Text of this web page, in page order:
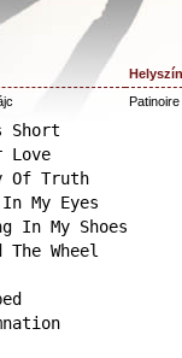
Helyszín
Short
Love
Of Truth
My Eyes
In My Shoes
The Wheel